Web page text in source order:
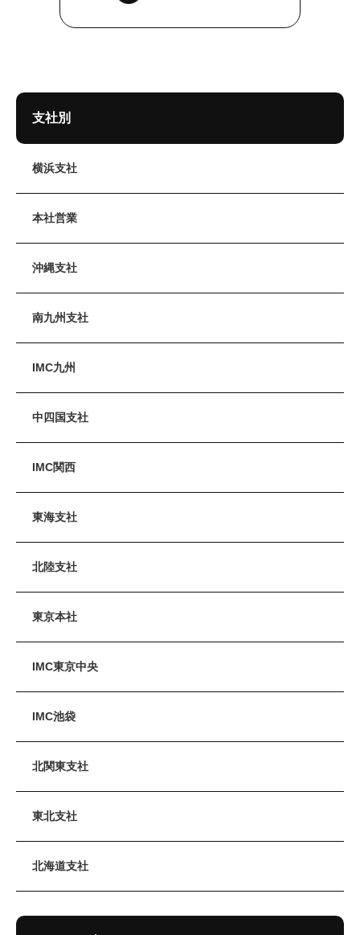
支社別
横浜支社
本社営業
沖縄支社
南九州支社
IMC九州
中四国支社
IMC関西
東海支社
北陸支社
東京本社
IMC東京中央
IMC池袋
北関東支社
東北支社
北海道支社